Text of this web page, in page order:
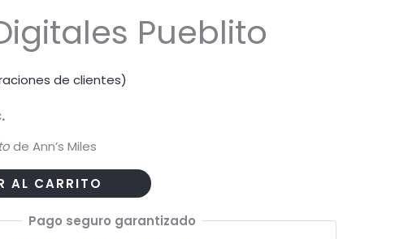
Pueblito
de clientes)
de Ann’s Miles
AL CARRITO
Pago seguro garantizado